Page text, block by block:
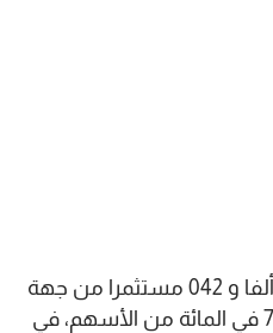
وحسب الجهات، استحوذ 20 ألفا و 042 مستثمرا من جهة
الدار البيضاء-سطات على 74,7 في المائة من الأسهم، في